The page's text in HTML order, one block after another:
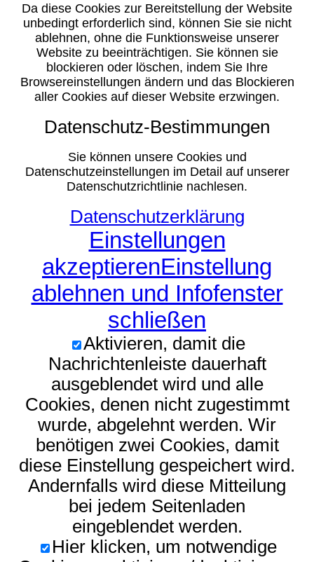
Da diese Cookies zur Bereitstellung der Website
unbedingt erforderlich sind, können Sie sie nicht
ablehnen, ohne die Funktionsweise unserer
Website zu beeinträchtigen. Sie können sie
blockieren oder löschen, indem Sie Ihre
Browsereinstellungen ändern und das Blockieren
aller Cookies auf dieser Website erzwingen.
Datenschutz-Bestimmungen
Sie können unsere Cookies und
Datenschutzeinstellungen im Detail auf unserer
Datenschutzrichtlinie nachlesen.
Datenschutzerklärung
Einstellungen
akzeptierenEinstellung
ablehnen und Infofenster
schließen
Aktivieren, damit die
Nachrichtenleiste dauerhaft
ausgeblendet wird und alle
Cookies, denen nicht zugestimmt
wurde, abgelehnt werden. Wir
benötigen zwei Cookies, damit
diese Einstellung gespeichert wird.
Andernfalls wird diese Mitteilung
bei jedem Seitenladen
eingeblendet werden.
Hier klicken, um notwendige